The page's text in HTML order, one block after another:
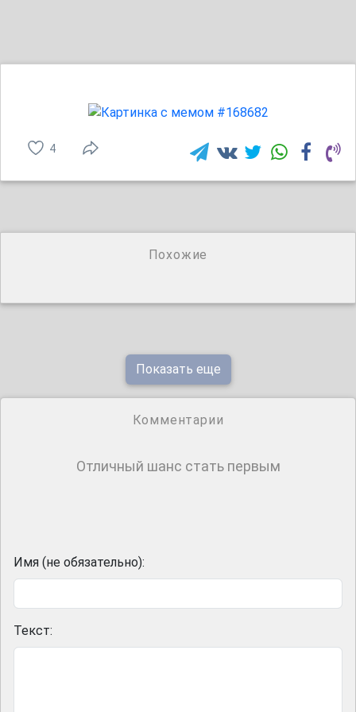
4
Похожие
Показать еще
Комментарии
Отличный шанс стать первым
Имя (не обязательно):
Текст: